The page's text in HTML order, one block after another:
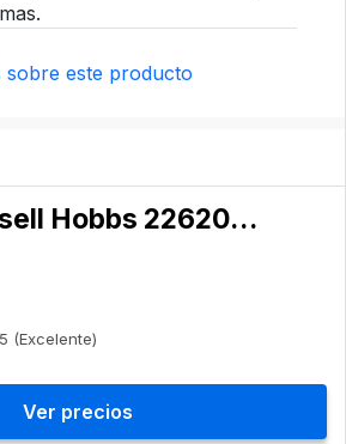
sobre este producto
Russell Hobbs 22620-56
(Excelente)
Ver precios